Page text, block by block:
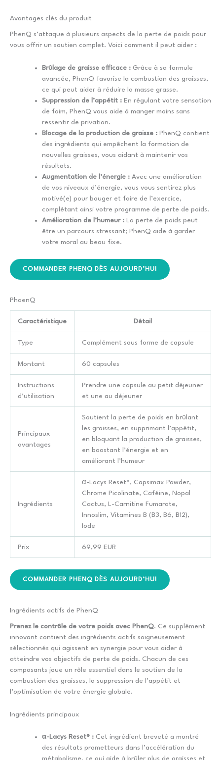
Avantages clés du produit
PhenQ s’attaque à plusieurs aspects de la perte de poids pour
vous offrir un soutien complet. Voici comment il peut aider :
Brûlage de graisse efficace : Grâce à sa formule
avancée, PhenQ favorise la combustion des graisses,
ce qui peut aider à réduire la masse grasse.
Suppression de l’appétit : En régulant votre sensation
de faim, PhenQ vous aide à manger moins sans
ressentir de privation.
Blocage de la production de graisse : PhenQ contient
des ingrédients qui empêchent la formation de
nouvelles graisses, vous aidant à maintenir vos
résultats.
Augmentation de l’énergie : Avec une amélioration
de vos niveaux d’énergie, vous vous sentirez plus
motivé(e) pour bouger et faire de l’exercice,
complétant ainsi votre programme de perte de poids.
Amélioration de l’humeur : La perte de poids peut
être un parcours stressant; PhenQ aide à garder
votre moral au beau fixe.
COMMANDER PHENQ DÈS AUJOURD’HUI
PhaenQ
Caractéristique Détail
Type Complément sous forme de capsule
Montant 60 capsules
Instructions
d’utilisation
Prendre une capsule au petit déjeuner
et une au déjeuner
Principaux
avantages
Soutient la perte de poids en brûlant
les graisses, en supprimant l’appétit,
en bloquant la production de graisses,
en boostant l’énergie et en
améliorant l’humeur
Ingrédients
α-Lacys Reset®, Capsimax Powder,
Chrome Picolinate, Caféine, Nopal
Cactus, L-Carnitine Fumarate,
Innoslim, Vitamines B (B3, B6, B12),
Iode
Prix 69,99 EUR
COMMANDER PHENQ DÈS AUJOURD’HUI
Ingrédients actifs de PhenQ
Prenez le contrôle de votre poids avec PhenQ. Ce supplément
innovant contient des ingrédients actifs soigneusement
sélectionnés qui agissent en synergie pour vous aider à
atteindre vos objectifs de perte de poids. Chacun de ces
composants joue un rôle essentiel dans le soutien de la
combustion des graisses, la suppression de l’appétit et
l’optimisation de votre énergie globale.
Ingrédients principaux
α-Lacys Reset® : Cet ingrédient breveté a montré
des résultats prometteurs dans l’accélération du
métabolisme, ce qui aide à brûler plus de graisses et